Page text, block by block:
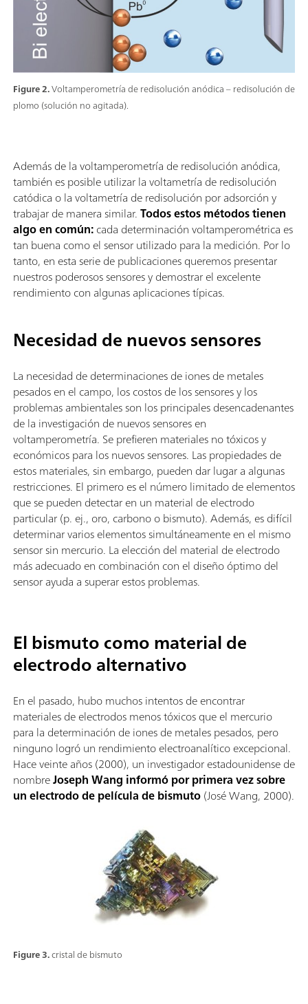
Figure 2.Voltamperometría de redisolución anódica – redisolución de
plomo (solución no agitada).
Además de la voltamperometría de redisolución anódica,
también es posible utilizar la voltametría de redisolución
catódica o la voltametría de redisolución por adsorción y
trabajar de manera similar.Todos estos métodos tienen
algo en común:cada determinación voltamperométrica es
tan buena como el sensor utilizado para la medición. Por lo
tanto, en esta serie de publicaciones queremos presentar
nuestros poderosos sensores y demostrar el excelente
rendimiento con algunas aplicaciones típicas.
Necesidad de nuevos sensores
La necesidad de determinaciones de iones de metales
pesados en el campo, los costos de los sensores y los
problemas ambientales son los principales desencadenantes
de la investigación de nuevos sensores en
voltamperometría. Se prefieren materiales no tóxicos y
económicos para los nuevos sensores. Las propiedades de
estos materiales, sin embargo, pueden dar lugar a algunas
restricciones. El primero es el número limitado de elementos
que se pueden detectar en un material de electrodo
particular (p. ej., oro, carbono o bismuto). Además, es difícil
determinar varios elementos simultáneamente en el mismo
sensor sin mercurio. La elección del material de electrodo
más adecuado en combinación con el diseño óptimo del
sensor ayuda a superar estos problemas.
Figure 3.cristal de bismuto
El bismuto como material de
electrodo alternativo
En el pasado, hubo muchos intentos de encontrar
materiales de electrodos menos tóxicos que el mercurio
para la determinación de iones de metales pesados, pero
ninguno logró un rendimiento electroanalítico excepcional.
Hace veinte años (2000), un investigador estadounidense de
nombreJoseph Wang informó por primera vez sobre
un electrodo de película de bismuto(José Wang, 2000).